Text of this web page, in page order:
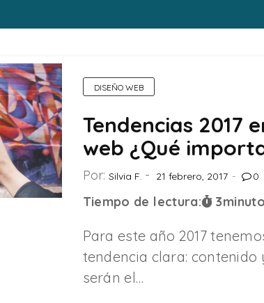
DISEÑO WEB
Tendencias 2017
web ¿Qué
Por: Silvia F. 21 febrero, 2017 0
Tiempo de lectura: 3
Para este año 2017
tendencia clara: contenido
serán el…